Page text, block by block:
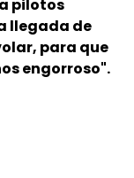
pilotos
llegada de
para que
engorroso".